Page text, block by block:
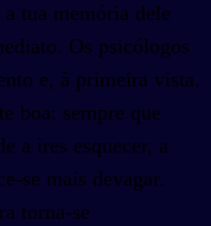
tua memória dele
Os psicólogos
e, à primeira vista,
boa: sempre que
a ires esquecer, a
se mais devagar.
torna-se